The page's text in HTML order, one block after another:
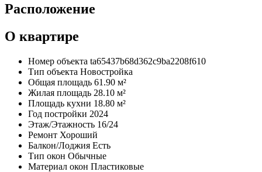
Расположение
О квартире
Номер объекта ta65437b68d362c9ba2208f610
Тип объекта Новостройка
Общая площадь 61.90 м²
Жилая площадь 28.10 м²
Площадь кухни 18.80 м²
Год постройки 2024
Этаж/Этажность 16/24
Ремонт Хороший
Балкон/Лоджия Есть
Тип окон Обычные
Материал окон Пластиковые